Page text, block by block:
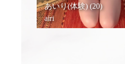
あいり(体験) (20)
airi